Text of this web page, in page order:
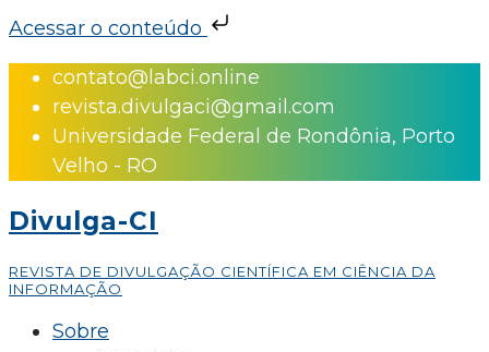
Acessar o conteúdo
Skip
content
contato@labci.online
revista.divulgaci@gmail.com
Universidade Federal de Rondônia, Porto
Velho - RO
Divulga-CI
REVISTA DE DIVULGAÇÃO CIENTÍFICA EM CIÊNCIA DA
INFORMAÇÃO
Sobre